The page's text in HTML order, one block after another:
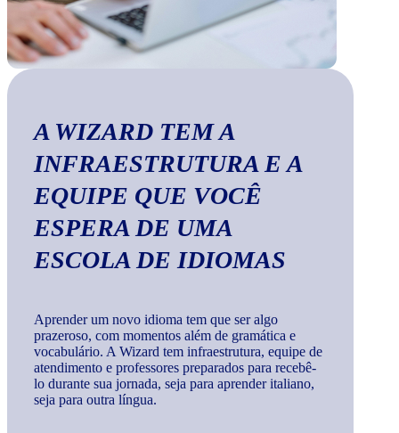
A WIZARD TEM A
INFRAESTRUTURA E A
EQUIPE QUE VOCÊ
ESPERA DE UMA
ESCOLA DE IDIOMAS
Aprender um novo idioma tem que ser algo
prazeroso, com momentos além de gramática e
vocabulário. A Wizard tem infraestrutura, equipe de
atendimento e professores preparados para recebê-
lo durante sua jornada, seja para aprender italiano,
seja para outra língua.